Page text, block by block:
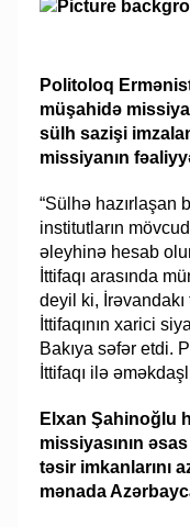
Politoloq
müşahidə
sülh sazişi
missiyanın
“Sülhə hazırlaşan
institutların
əleyhinə hesab
İttifaqı arasında
deyil ki,
İttifaqının xarici
Bakıya səfər etdi.
İttifaqı ilə
Elxan Şahinoğlu
missiyasının
təsir imkanlarını
mənada